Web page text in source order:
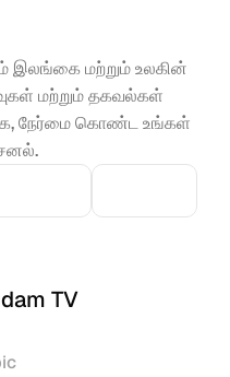
இலங்கை மற்றும் உலகின்
மற்றும் தகவல்கள்
நேர்மை கொண்ட உங்கள்
TV